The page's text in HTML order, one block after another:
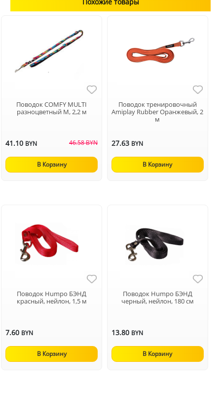
Похожие товары
Поводок COMFY MULTI
разноцветный M, 2,2 м
41.10 BYN 46.58 BYN
В Корзину
Поводок тренировочный
Аmiplay Rubber Оранжевый, 2
м
27.63 BYN
В Корзину
Поводок Humpo БЭНД
красный, нейлон, 1,5 м
7.60 BYN
В Корзину
Поводок Humpo БЭНД
черный, нейлон, 180 см
13.80 BYN
В Корзину